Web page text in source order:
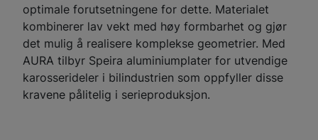
optimale forutsetningene for dette. Materialet
kombinerer lav vekt med høy formbarhet og gjør
det mulig å realisere komplekse geometrier. Med
AURA tilbyr Speira aluminiumplater for utvendige
karosserideler i bilindustrien som oppfyller disse
kravene pålitelig i serieproduksjon.